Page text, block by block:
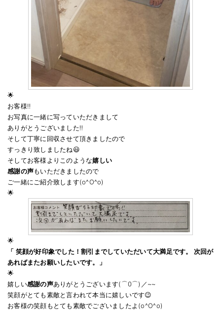
🌟
お客様‼️
お写真に一緒に写っていただきまして
ありがとうございました‼️
そして丁寧に回収させて頂きましたので
すっきり致しましたね😃
そしてお客様よりこのような嬉しい
感謝の声もいただきましたので
ご一緒にご紹介致します(o^O^o)
🌟
🌟
「 笑顔が好印象でした！割引までしていただいて大満足です。 次回が
あればまたお願いしたいです。」
🌟
嬉しい感謝の声ありがとうございます(⌒0⌒)／~~
笑顔がとても素敵と言われて本当に嬉しいです😉
お客様の笑顔もとても素敵でございましたよ(o^O^o)